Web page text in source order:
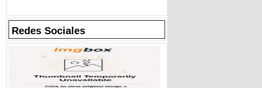
Redes Sociales